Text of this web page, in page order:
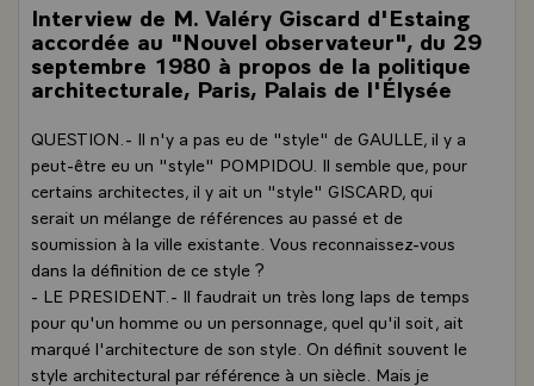
Interview de M. Valéry Giscard d'Estaing
accordée au "Nouvel observateur", du 29
septembre 1980 à propos de la politique
architecturale, Paris, Palais de l'Élysée
QUESTION.- Il n'y a pas eu de "style" de GAULLE, il y a
peut-être eu un "style" POMPIDOU. Il semble que, pour
certains architectes, il y ait un "style" GISCARD, qui
serait un mélange de références au passé et de
soumission à la ville existante. Vous reconnaissez-vous
dans la définition de ce style ?
- LE PRESIDENT.- Il faudrait un très long laps de temps
pour qu'un homme ou un personnage, quel qu'il soit, ait
marqué l'architecture de son style. On définit souvent le
style architectural par référence à un siècle. Mais je